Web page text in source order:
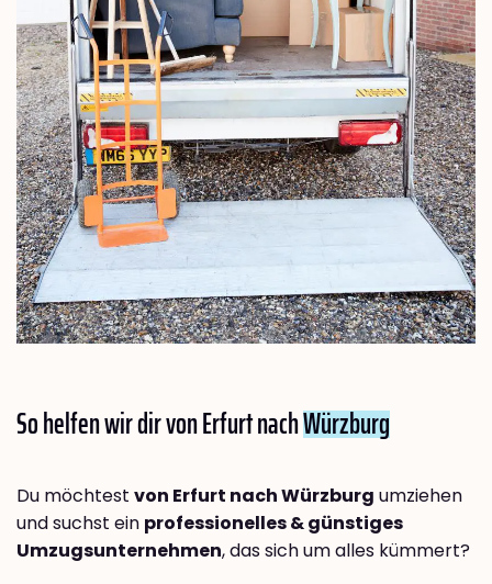
So helfen wir dir von Erfurt nachWürzburg
Du möchtest von Erfurt nach Würzburg umziehen
und suchst ein professionelles & günstiges
Umzugsunternehmen, das sich um alles kümmert?